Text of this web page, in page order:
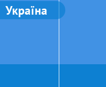
Україна